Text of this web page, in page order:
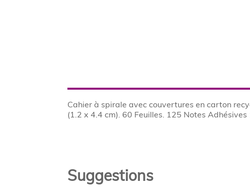
Cahier à spirale avec couvertures en carton
(1.2 x 4.4 cm). 60 Feuilles. 125 Notes
Suggestions